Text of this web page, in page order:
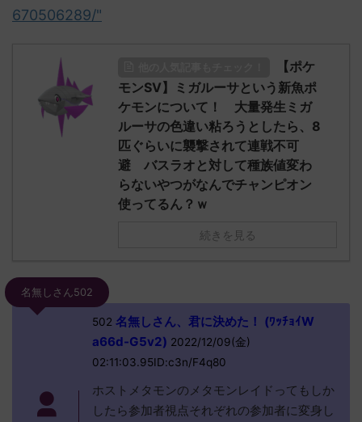
670506289/"
【ポケ
モンSV】ミガルーサという新魚ポ
ケモンについて！ 大量発生ミガ
ルーサの色違い粘ろうとしたら、8
匹ぐらいに襲撃されて連戦不可
避 バスラオと対して種族値変わ
らないやつがなんでチャンピオン
使ってるん？ｗ
続きを見る
名無しさん502
502 名無しさん、君に決めた！ (ﾜｯﾁｮｲW
a66d-G5v2) 2022/12/09(金)
02:11:03.95ID:c3n/F4q80
ホストメタモンのメタモンレイドってもしか
したら参加者視点それぞれの参加者に変身し